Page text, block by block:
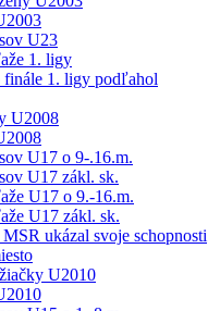
U23
1. ligy
1. ligy podľahol
U2008
U17 o 9-.16.m.
U17 zákl. sk.
U17 o 9.-16.m.
U17 zákl. sk.
ukázal svoje schopnosti
U2010